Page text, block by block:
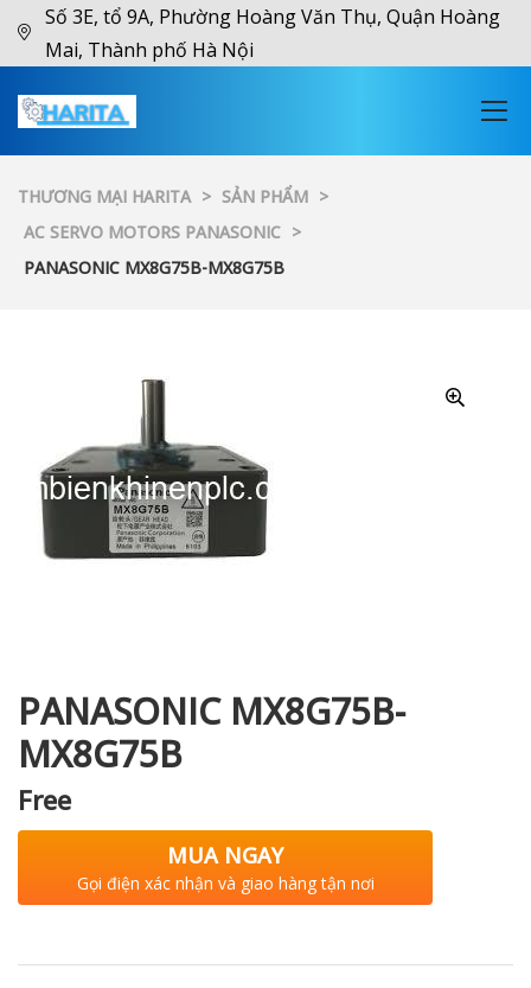
Số 3E, tổ 9A, Phường Hoàng Văn Thụ, Quận Hoàng
Mai, Thành phố Hà Nội
THƯƠNG MẠI HARITA > SẢN PHẨM >
AC SERVO MOTORS PANASONIC >
PANASONIC MX8G75B-MX8G75B
PANASONIC MX8G75B-
MX8G75B
Free
MUA NGAY
Gọi điện xác nhận và giao hàng tận nơi